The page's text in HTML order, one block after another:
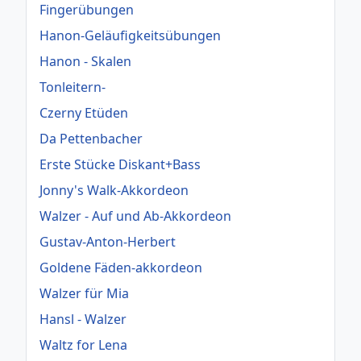
Fingerübungen
Hanon-Geläufigkeitsübungen
Hanon - Skalen
Tonleitern-
Czerny Etüden
Da Pettenbacher
Erste Stücke Diskant+Bass
Jonny's Walk-Akkordeon
Walzer - Auf und Ab-Akkordeon
Gustav-Anton-Herbert
Goldene Fäden-akkordeon
Walzer für Mia
Hansl - Walzer
Waltz for Lena